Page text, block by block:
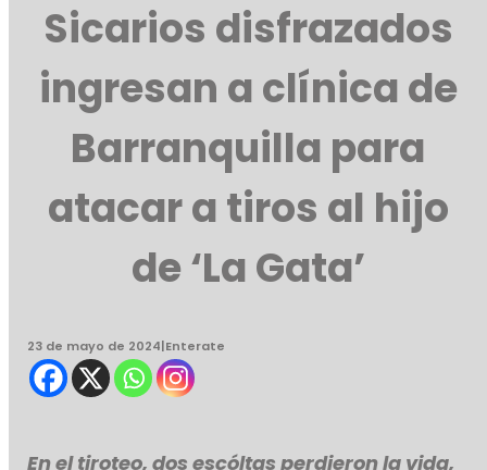
Sicarios disfrazados
ingresan a clínica de
Barranquilla para
atacar a tiros al hijo
de ‘La Gata’
23 de mayo de 2024|Enterate
En el tiroteo, dos escóltas perdieron la vida,